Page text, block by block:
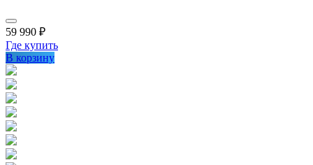
59 990 ₽
Где купить
В корзину